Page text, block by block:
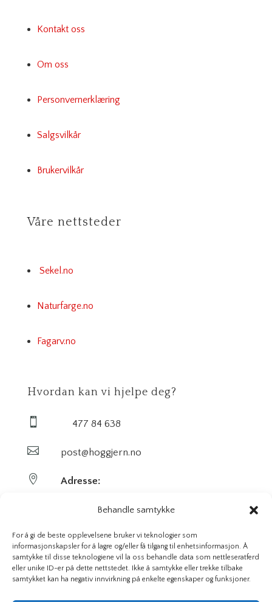
Behandle samtykke
For å gi de beste opplevelsene bruker vi teknologier som
informasjonskapsler for å lagre og/eller få tilgang til enhetsinformasjon. Å
samtykke til disse teknologiene vil la oss behandle data som nettleseratferd
eller unike ID-er på dette nettstedet. Ikke å samtykke eller trekke tilbake
samtykket kan ha negativ innvirkning på enkelte egenskaper og funksjoner.
Kontakt oss
Om oss
Personvernerklæring
Salgsvilkår
Brukervilkår
Våre nettsteder
Sekel.no
Naturfarge.no
Fagarv.no
Hvordan kan vi hjelpe deg?
 477 84 638
 post@hoggjern.no
 Adresse:
Sekel AS
Sentrumsveien 29
3647 Hvittingfoss